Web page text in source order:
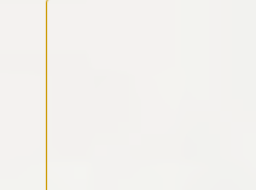
Kommentar Text